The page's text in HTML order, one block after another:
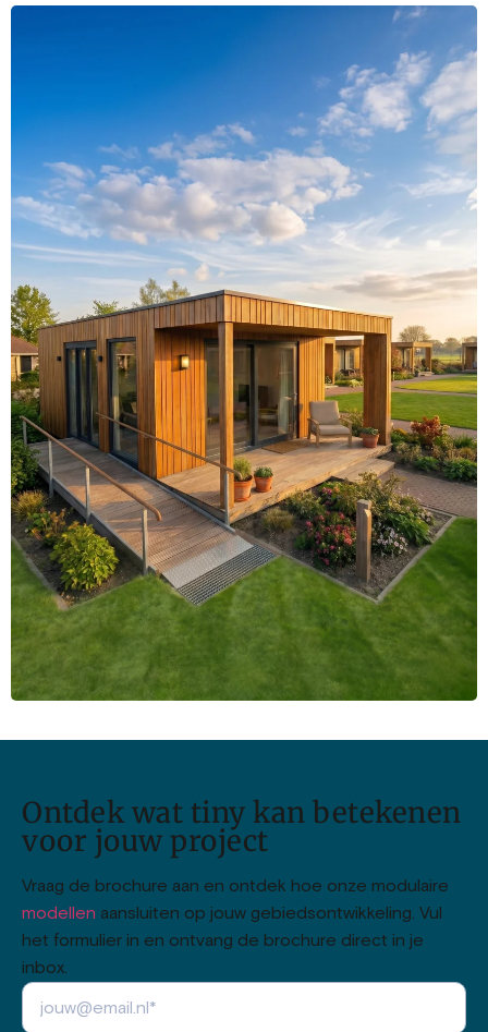
Ontdek wat tiny kan betekenen
voor jouw project
Vraag de brochure aan en ontdek hoe onze modulaire
modellen aansluiten op jouw gebiedsontwikkeling. Vul
het formulier in en ontvang de brochure direct in je
inbox.